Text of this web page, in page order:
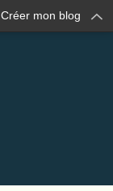
Créer mon blog